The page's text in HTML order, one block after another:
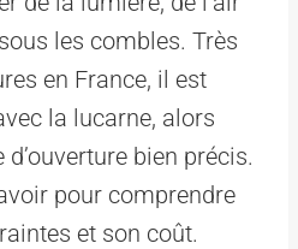
les combles. Très
en France, il est
la lucarne, alors
d’ouverture bien précis.
pour comprendre
et son coût.